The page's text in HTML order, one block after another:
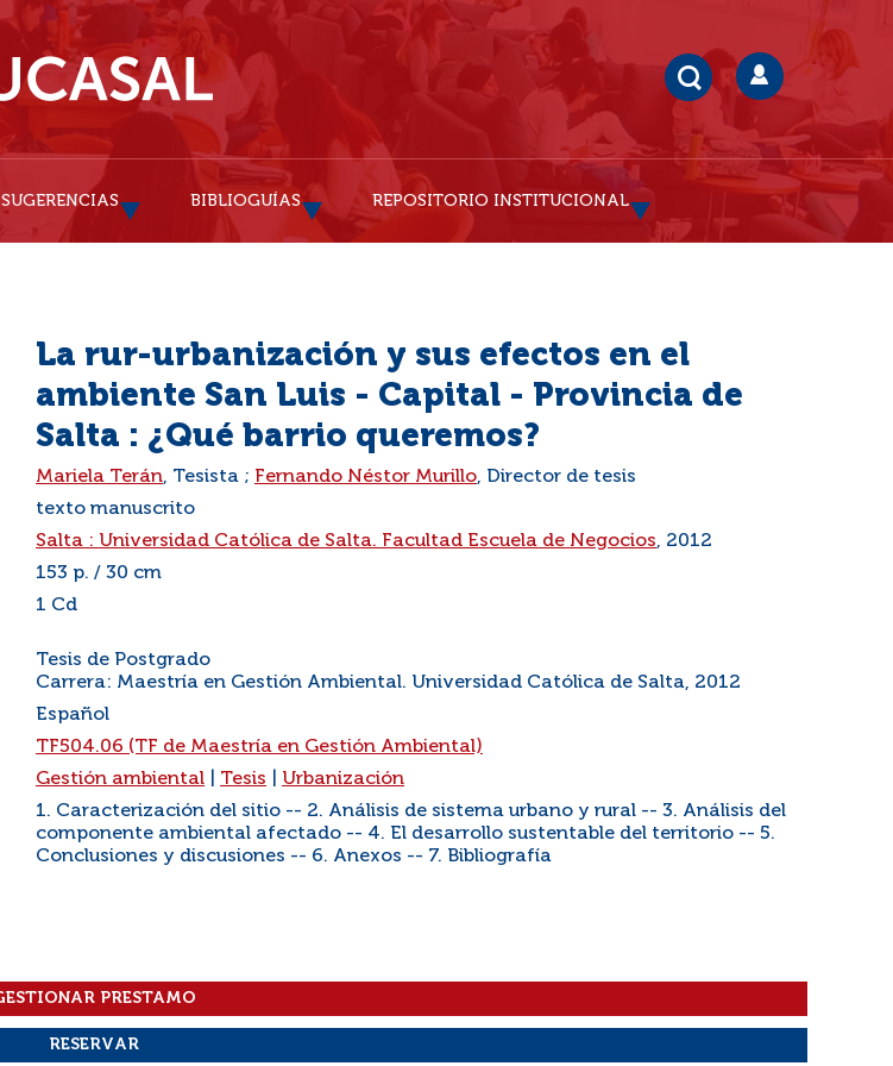
SUGERENCIAS BIBLIOGUÍAS REPOSITORIO INSTITUCIONAL
La rur-urbanización y sus efectos en el
ambiente San Luis - Capital - Provincia de
Salta : ¿Qué barrio queremos?
Mariela Terán, Tesista ; Fernando Néstor Murillo, Director de tesis
texto manuscrito
Salta : Universidad Católica de Salta. Facultad Escuela de Negocios, 2012
153 p. / 30 cm
1 Cd
Tesis de Postgrado
Carrera: Maestría en Gestión Ambiental. Universidad Católica de Salta, 2012
Español
TF504.06 (TF de Maestría en Gestión Ambiental)
Gestión ambiental Tesis
Urbanización
1. Caracterización del sitio -- 2. Análisis de sistema urbano y rural -- 3. Análisis del
componente ambiental afectado -- 4. El desarrollo sustentable del territorio -- 5.
Conclusiones y discusiones -- 6. Anexos -- 7. Bibliografía